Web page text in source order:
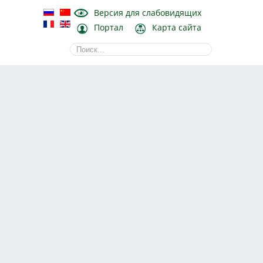
Версия для слабовидящих
Портал
Карта сайта